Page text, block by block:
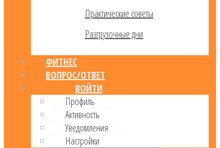
Практические советы
Разгрузочные дни
ФИТНЕС
ВОПРОС/ОТВЕТ
ВОЙТИ
Профиль
Активность
Уведомления
Настройки